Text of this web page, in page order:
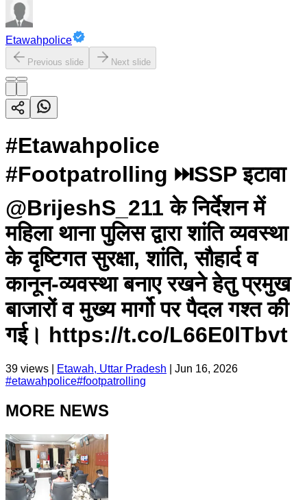
Etawahpolice
Previous slide Next slide
#Etawahpolice
#Footpatrolling ⏭️SSP इटावा
@BrijeshS_211 के निर्देशन में
महिला थाना पुलिस द्वारा शांति व्यवस्था
के दृष्टिगत सुरक्षा, शांति, सौहार्द व
कानून-व्यवस्था बनाए रखने हेतु प्रमुख
बाजारों व मुख्य मार्गो पर पैदल गश्त की
गई। https://t.co/L66E0lTbvt
39 views | Etawah, Uttar Pradesh
Jun 16, 2026
#etawahpolice#footpatrolling
MORE NEWS